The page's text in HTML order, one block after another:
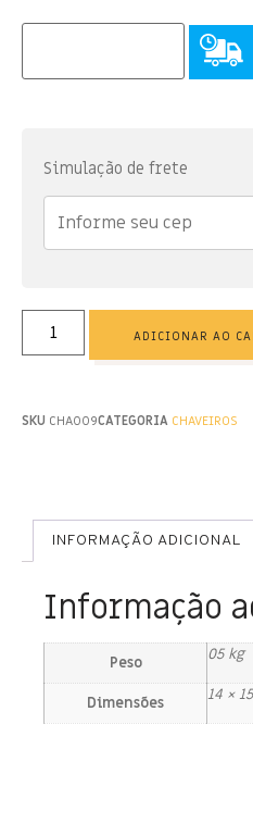
Simulação de frete
ADICIONAR AO
SKU CHA009CATEGORIA CHAVEIROS
INFORMAÇÃO ADICIONAL
Informação
Peso 05 kg
Dimensões 14 ×